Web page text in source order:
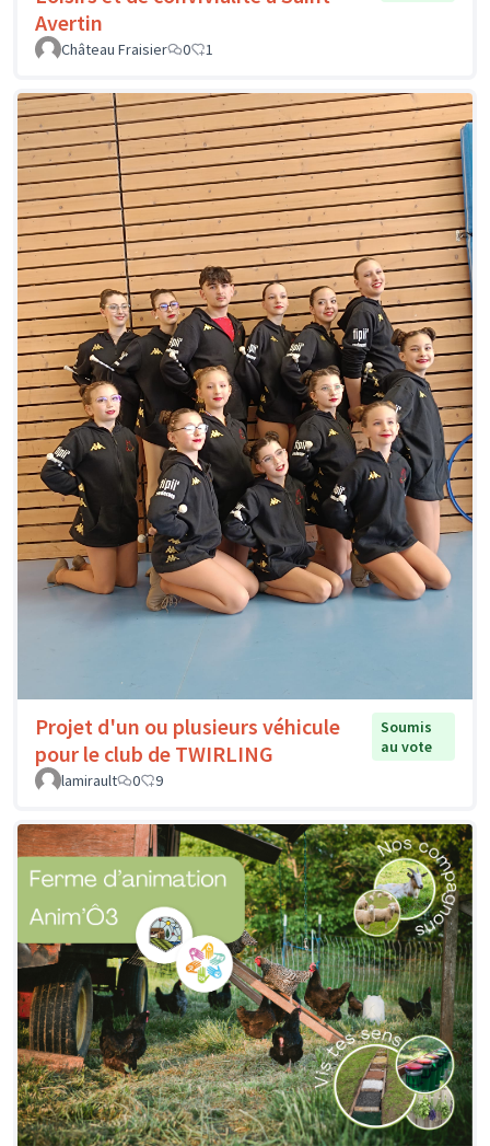
Avertin
Château Fraisier 0 1
Projet d'un ou plusieurs véhicule
pour le club de TWIRLING
Soumis
au vote
lamirault
0 9